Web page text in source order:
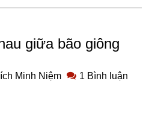
giữa bão giông
Minh Niệm 1 Bình luận